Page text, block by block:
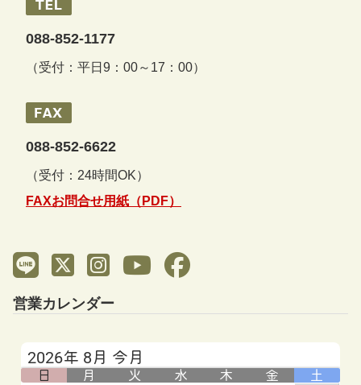
088-852-1177
（受付：平日9：00～17：00）
088-852-6622
（受付：24時間OK）
FAXお問合せ用紙（PDF）
営業カレンダー